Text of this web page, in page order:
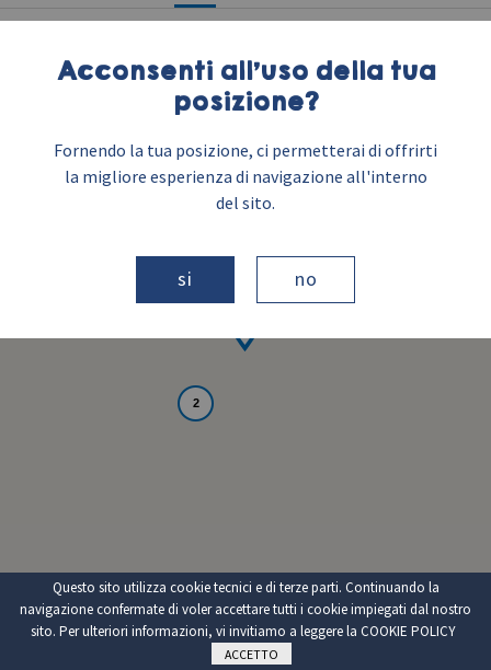
2
Questo sito utilizza cookie tecnici e di terze parti. Continuando la
navigazione confermate di voler accettare tutti i cookie impiegati dal nostro
sito. Per ulteriori informazioni, vi invitiamo a leggere la COOKIE POLICY
ACCETTO
Acconsenti all'uso della tua
posizione?
Fornendo la tua posizione, ci permetterai di offrirti
la migliore esperienza di navigazione all'interno
del sito.
si no